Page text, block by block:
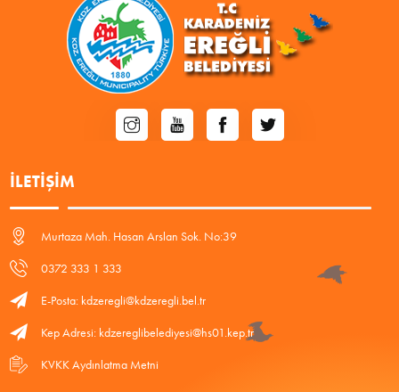
İLETIŞIM
Murtaza Mah. Hasan Arslan Sok. No:39
0372 333 1 333
E-Posta: kdzeregli@kdzeregli.bel.tr
Kep Adresi: kdzereglibelediyesi@hs01.kep.tr
KVKK Aydınlatma Metni